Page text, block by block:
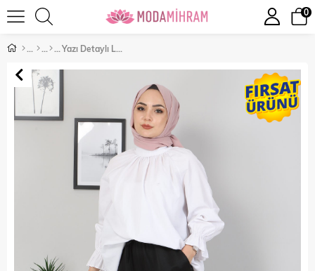
0
Yazı Detaylı Lastikli Pantolon Siyah 10796